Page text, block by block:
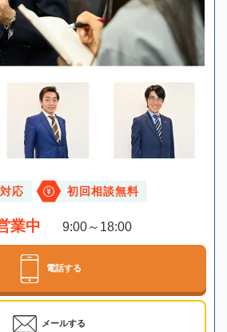
応 初回相談無料
業中 9:00～18:00
電話する
メールする